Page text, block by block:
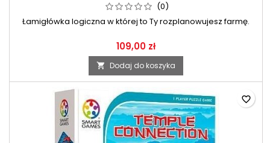
(0)
Łamigłówka logiczna w której to Ty rozplanowujesz farmę.
109,00 zł
 Dodaj do koszyka
favorite_border